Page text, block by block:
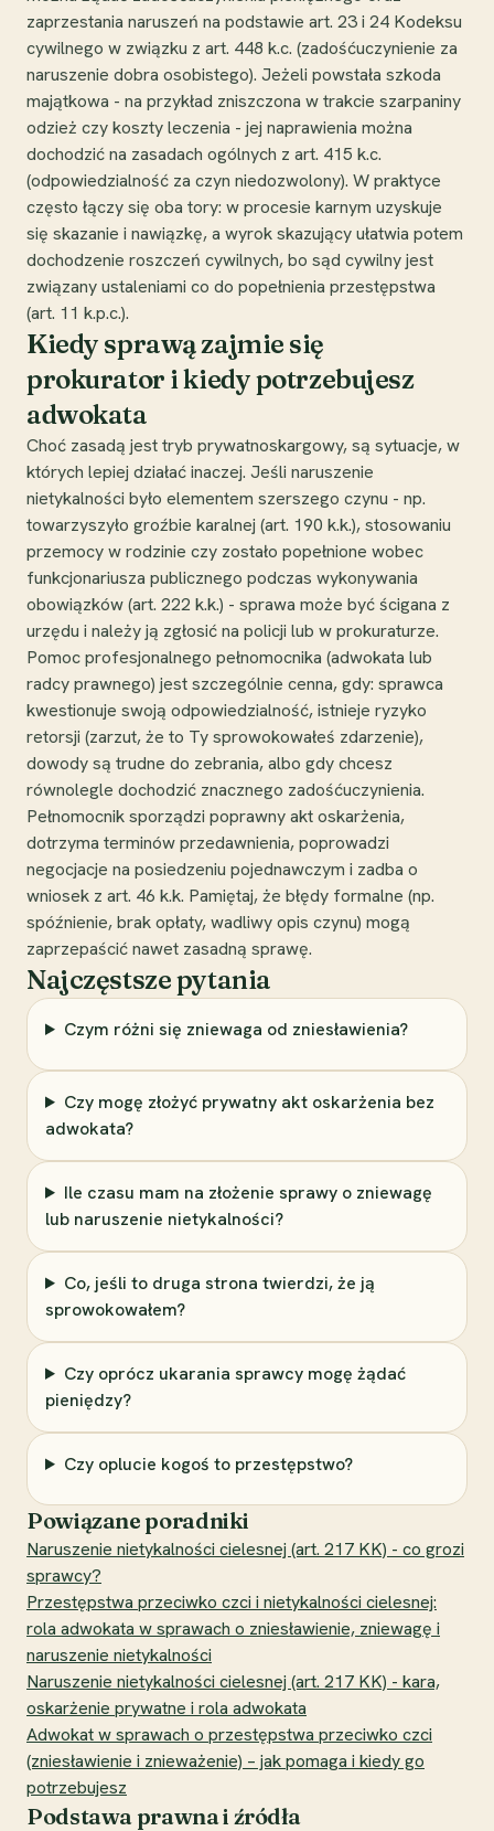
zaprzestania naruszeń na podstawie art. 23 i 24 Kodeksu
cywilnego w związku z art. 448 k.c. (zadośćuczynienie za
naruszenie dobra osobistego). Jeżeli powstała szkoda
majątkowa - na przykład zniszczona w trakcie szarpaniny
odzież czy koszty leczenia - jej naprawienia można
dochodzić na zasadach ogólnych z art. 415 k.c.
(odpowiedzialność za czyn niedozwolony). W praktyce
często łączy się oba tory: w procesie karnym uzyskuje
się skazanie i nawiązkę, a wyrok skazujący ułatwia potem
dochodzenie roszczeń cywilnych, bo sąd cywilny jest
związany ustaleniami co do popełnienia przestępstwa
(art. 11 k.p.c.).
Kiedy sprawą zajmie się
prokurator i kiedy potrzebujesz
adwokata
Choć zasadą jest tryb prywatnoskargowy, są sytuacje, w
których lepiej działać inaczej. Jeśli naruszenie
nietykalności było elementem szerszego czynu - np.
towarzyszyło groźbie karalnej (art. 190 k.k.), stosowaniu
przemocy w rodzinie czy zostało popełnione wobec
funkcjonariusza publicznego podczas wykonywania
obowiązków (art. 222 k.k.) - sprawa może być ścigana z
urzędu i należy ją zgłosić na policji lub w prokuraturze.
Pomoc profesjonalnego pełnomocnika (adwokata lub
radcy prawnego) jest szczególnie cenna, gdy: sprawca
kwestionuje swoją odpowiedzialność, istnieje ryzyko
retorsji (zarzut, że to Ty sprowokowałeś zdarzenie),
dowody są trudne do zebrania, albo gdy chcesz
równolegle dochodzić znacznego zadośćuczynienia.
Pełnomocnik sporządzi poprawny akt oskarżenia,
dotrzyma terminów przedawnienia, poprowadzi
negocjacje na posiedzeniu pojednawczym i zadba o
wniosek z art. 46 k.k. Pamiętaj, że błędy formalne (np.
spóźnienie, brak opłaty, wadliwy opis czynu) mogą
zaprzepaścić nawet zasadną sprawę.
Najczęstsze pytania
Czym różni się zniewaga od zniesławienia?
Czy mogę złożyć prywatny akt oskarżenia bez
adwokata?
Ile czasu mam na złożenie sprawy o zniewagę
lub naruszenie nietykalności?
Co, jeśli to druga strona twierdzi, że ją
sprowokowałem?
Czy oprócz ukarania sprawcy mogę żądać
pieniędzy?
Czy oplucie kogoś to przestępstwo?
Powiązane poradniki
Naruszenie nietykalności cielesnej (art. 217 KK) - co grozi
sprawcy?
Przestępstwa przeciwko czci i nietykalności cielesnej:
rola adwokata w sprawach o zniesławienie, zniewagę i
naruszenie nietykalności
Naruszenie nietykalności cielesnej (art. 217 KK) - kara,
oskarżenie prywatne i rola adwokata
Adwokat w sprawach o przestępstwa przeciwko czci
(zniesławienie i znieważenie) – jak pomaga i kiedy go
potrzebujesz
Podstawa prawna i źródła